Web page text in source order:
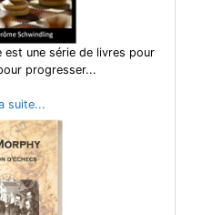
est une série de livres pour
progresser...
suite...